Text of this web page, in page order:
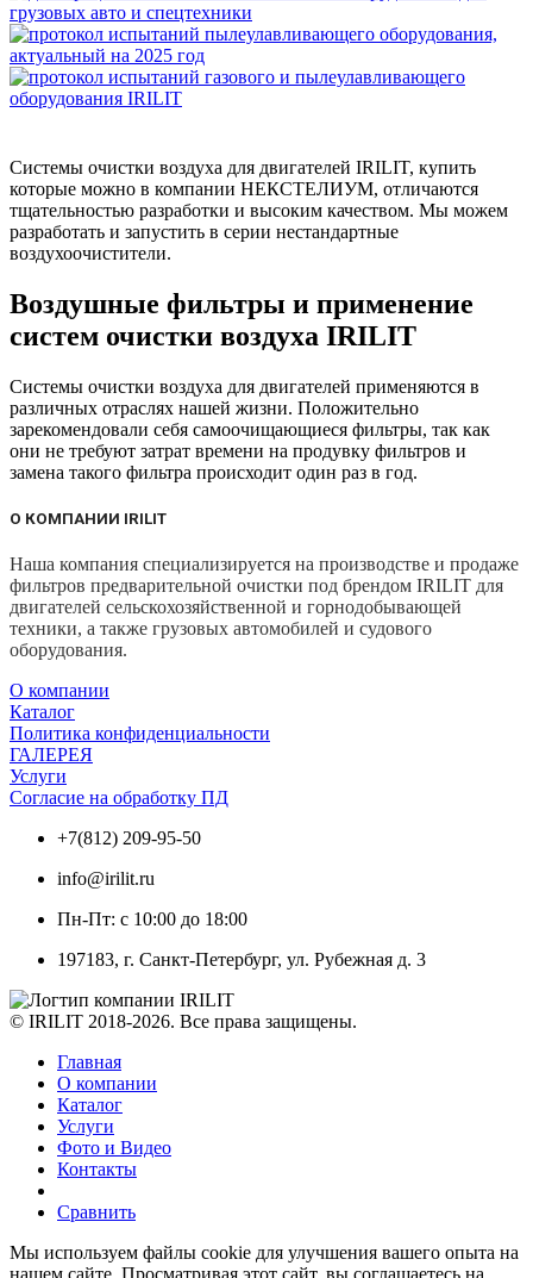
Системы очистки воздуха для двигателей IRILIT, купить
которые можно в компании НЕКСТЕЛИУМ, отличаются
тщательностью разработки и высоким качеством. Мы можем
разработать и запустить в серии нестандартные
воздухоочистители.
Воздушные фильтры и применение
систем очистки воздуха IRILIT
Системы очистки воздуха для двигателей применяются в
различных отраслях нашей жизни. Положительно
зарекомендовали себя самоочищающиеся фильтры, так как
они не требуют затрат времени на продувку фильтров и
замена такого фильтра происходит один раз в год.
О КОМПАНИИ IRILIT
Наша компания специализируется на производстве и продаже
фильтров предварительной очистки под брендом IRILIT для
двигателей сельскохозяйственной и горнодобывающей
техники, а также грузовых автомобилей и судового
оборудования.
О компании
Каталог
Политика конфиденциальности
ГАЛЕРЕЯ
Услуги
Согласие на обработку ПД
+7(812) 209-95-50
info@irilit.ru
Пн-Пт: с 10:00 до 18:00
197183, г. Санкт-Петербург, ул. Рубежная д. 3
© IRILIT 2018-2026. Все права защищены.
Главная
О компании
Каталог
Услуги
Фото и Видео
Контакты
Сравнить
Мы используем файлы cookie для улучшения вашего опыта на
нашем сайте. Просматривая этот сайт, вы соглашаетесь на